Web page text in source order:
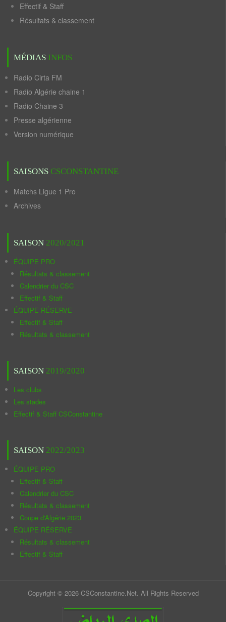
Effectif & Staff
Résultats & classement
MÉDIAS INFOS
Radio Cirta FM
Radio Algérie chaine 1
Radio Chaine 3
Presse algérienne
Version numérique
SAISONS CSCONSTANTINE
Matchs Ligue 1 Pro
Archives
SAISON 2020/2021
ÉQUIPE PRO
Résultats & classement
Calendrier du CSC
Effectif & Staff
ÉQUIPE RÉSERVE
Effectif & Staff
Résultats & classement
SAISON 2019/2020
Les clubs
Les stades
Effectif & Staff CSConstantine
SAISON 2022/2023
ÉQUIPE PRO
Effectif & Staff
Calendrier du CSC
Résultats & classement
Coupe d'Algérie 2023
ÉQUIPE RÉSERVE
Résultats & classement
Effectif & Staff
Copyright © 2026 CSConstantine.Net. All Rights Reserved